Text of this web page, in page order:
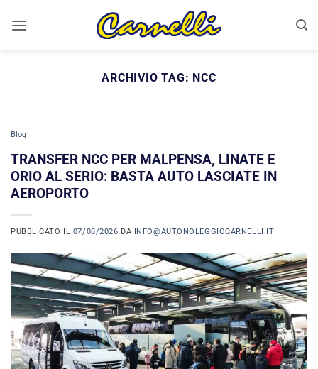
ARCHIVIO TAG: NCC
Blog
TRANSFER NCC PER MALPENSA, LINATE E
ORIO AL SERIO: BASTA AUTO LASCIATE IN
AEROPORTO
PUBBLICATO IL 07/08/2026 DA INFO@AUTONOLEGGIOCARNELLI.IT